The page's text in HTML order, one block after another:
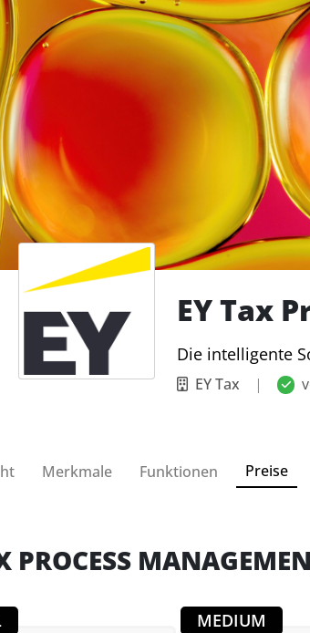
EY Tax
Die intelligente
EY Tax |
Merkmale Funktionen Preise
PROCESS
MEDIUM